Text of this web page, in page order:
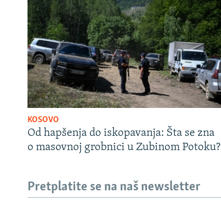
KOSOVO
Od hapšenja do iskopavanja: Šta se zna
o masovnoj grobnici u Zubinom Potoku?
Pretplatite se na naš newsletter